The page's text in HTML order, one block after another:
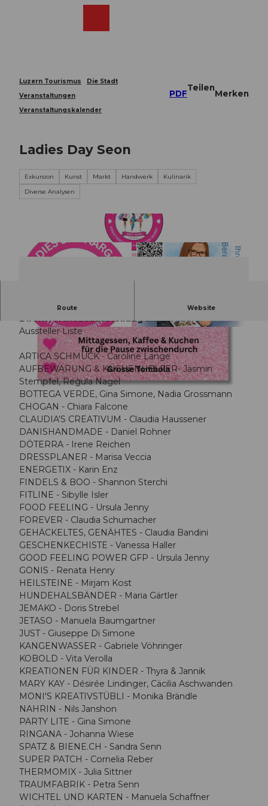
Luzern Tourismus
Die Stadt
Veranstaltungen
Veranstaltungskalender
PDF
Teilen
Merken
Ladies Day Seon
Exkursion Kunst Markt Handwerk
Kulinarik
Diverse Analysen
© Guidle.com
© Guidle.com © Guidle.com
Route Website
Ladies Day Seon - die grösste
Direktvertriebsausstellung im Aargau!
Aussteller Liste
ARTICA SCHMUCK - Caroline Lange
AUFBEWARUNG & KÜCHENHELFER- Jasmin
Stempfel, Regula Nagel
BOTTEGA VERDE, Gina Simone, Nadia Grossmann
CHOGAN - Chiara Falcone
CLAUDIA'S CREATIVUM - Claudia Haussener
DANISHANDMADE - Daniel Rohner
DÖTERRA - Irene Reichen
DRESSPLANER - Marisa Veccia
ENERGETIX - Karin Enz
FINDELS & BOO - Shannon Sterchi
FITLINE - Sibylle Isler
FOOD FEELING - Ursula Jenny
FOREVER - Claudia Schumacher
GEHÄCKELTES, GENÄHTES - Claudia Bandini
GESCHENKECHISTE - Vanessa Haller
GOOD FEELING POWER GFP - Ursula Jenny
GONIS - Renata Henry
HEILSTEINE - Mirjam Kost
HUNDEHALSBÄNDER - Maria Gärtler
JEMAKO - Doris Strebel
JETASO - Manuela Baumgartner
JUST - Giuseppe Di Simone
KANGENWASSER - Gabriele Vöhringer
KOBOLD - Vita Verolla
KREATIONEN FÜR KINDER - Thyra & Jannik
MARY KAY - Désirée Lindinger, Cäcilia Aschwanden
MONI'S KREATIVSTÜBLI - Monika Brändle
NAHRIN - Nils Janshon
PARTY LITE - Gina Simone
RINGANA - Johanna Wiese
SPATZ & BIENE.CH - Sandra Senn
SUPER PATCH - Cornelia Reber
THERMOMIX - Julia Sittner
TRAUMFABRIK - Petra Senn
WICHTEL UND KARTEN - Manuela Schaffner